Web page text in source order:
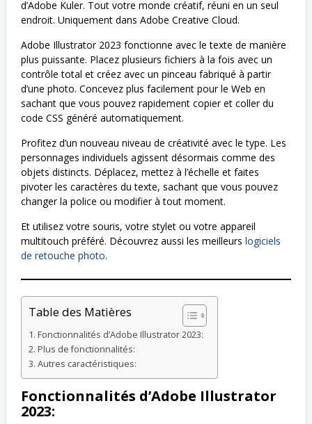
d’Adobe Kuler. Tout votre monde créatif, réuni en un seul
endroit. Uniquement dans Adobe Creative Cloud.
Adobe Illustrator 2023 fonctionne avec le texte de manière
plus puissante. Placez plusieurs fichiers à la fois avec un
contrôle total et créez avec un pinceau fabriqué à partir
d’une photo. Concevez plus facilement pour le Web en
sachant que vous pouvez rapidement copier et coller du
code CSS généré automatiquement.
Profitez d’un nouveau niveau de créativité avec le type. Les
personnages individuels agissent désormais comme des
objets distincts. Déplacez, mettez à l’échelle et faites
pivoter les caractères du texte, sachant que vous pouvez
changer la police ou modifier à tout moment.
Et utilisez votre souris, votre stylet ou votre appareil
multitouch préféré. Découvrez aussi les meilleurs logiciels
de retouche photo.
Table des Matières
Fonctionnalités d’Adobe Illustrator 2023:
Plus de fonctionnalités:
Autres caractéristiques:
Fonctionnalités d’Adobe Illustrator
2023: